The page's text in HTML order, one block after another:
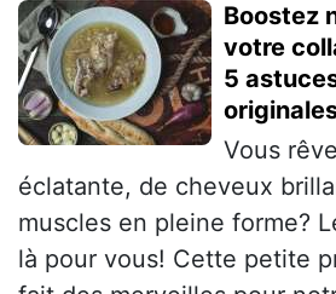
Boostez
votre
5
Vous
éclatante, de cheveux
muscles en pleine forme?
là pour vous! Cette petite